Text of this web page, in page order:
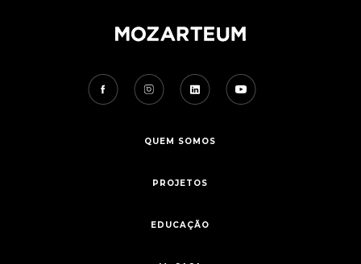
QUEM SOMOS
PROJETOS
EDUCAÇÃO